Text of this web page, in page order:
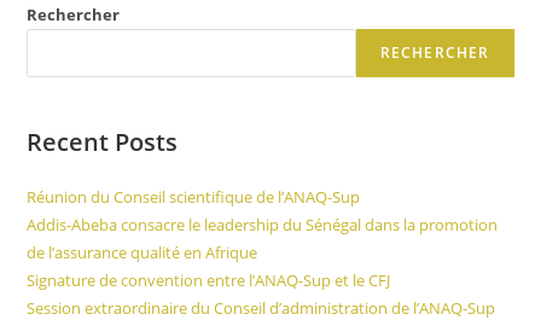
Rechercher
RECHERCHER
Recent Posts
Réunion du Conseil scientifique de l’ANAQ-Sup
Addis-Abeba consacre le leadership du Sénégal dans la promotion
de l’assurance qualité en Afrique
Signature de convention entre l’ANAQ-Sup et le CFJ
Session extraordinaire du Conseil d’administration de l’ANAQ-Sup